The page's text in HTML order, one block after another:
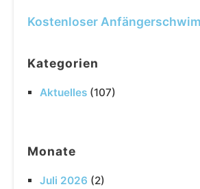
Kostenloser
Kategorien
Aktuelles (107)
Monate
Juli 2026 (2)